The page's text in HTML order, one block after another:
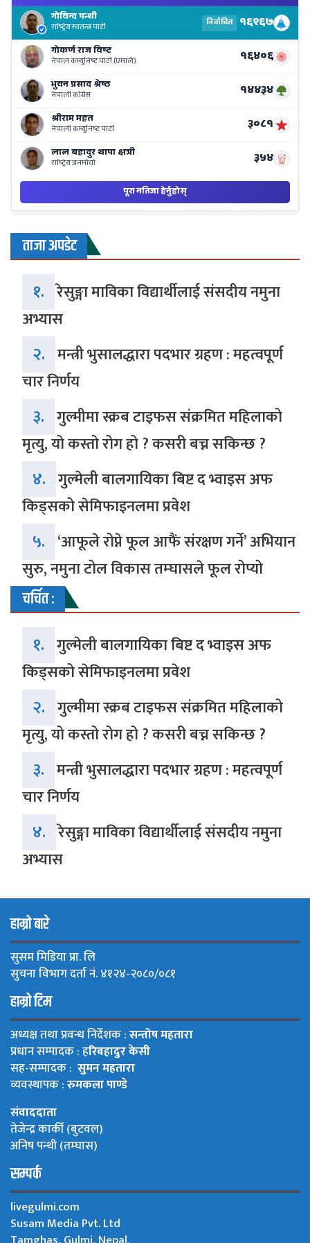
ताजा अपडेट
१. रेसुङ्गा माविका विद्यार्थीलाई संसदीय नमुना
अभ्यास
२. मन्त्री भुसालद्धारा पदभार ग्रहण : महत्वपूर्ण
चार निर्णय
३. गुल्मीमा स्क्रब टाइफस संक्रमित महिलाको
मृत्यु, यो कस्तो रोग हो ? कसरी बच्न सकिन्छ ?
४. गुल्मेली बालगायिका बिष्ट द भ्वाइस अफ
किड्सको सेमिफाइनलमा प्रवेश
५. ‘आफूले रोप्ने फूल आफैं संरक्षण गर्ने’ अभियान
सुरु, नमुना टोल विकास तम्घासले फूल रोप्यो
चर्चित :
१. गुल्मेली बालगायिका बिष्ट द भ्वाइस अफ
किड्सको सेमिफाइनलमा प्रवेश
२. गुल्मीमा स्क्रब टाइफस संक्रमित महिलाको
मृत्यु, यो कस्तो रोग हो ? कसरी बच्न सकिन्छ ?
३. मन्त्री भुसालद्धारा पदभार ग्रहण : महत्वपूर्ण
चार निर्णय
४. रेसुङ्गा माविका विद्यार्थीलाई संसदीय नमुना
अभ्यास
हाम्रो बारे
सुसम मिडिया प्रा. लि
सुचना विभाग दर्ता नं. ४१२४-२०८०/०८१
हाम्रो टिम
अध्यक्ष तथा प्रवन्ध निर्देशक :सन्तोष महतारा
प्रधान सम्पादक : हरिबहादुर केसी
सह-सम्पादक : सुमन महतारा
व्यवस्थापक :रुमकला पाण्डे
संवाददाता
तेजेन्द्र कार्की (बुटवल)
अनिष पन्थी (तम्घास)
सम्पर्क
livegulmi.com
Susam Media Pvt. Ltd